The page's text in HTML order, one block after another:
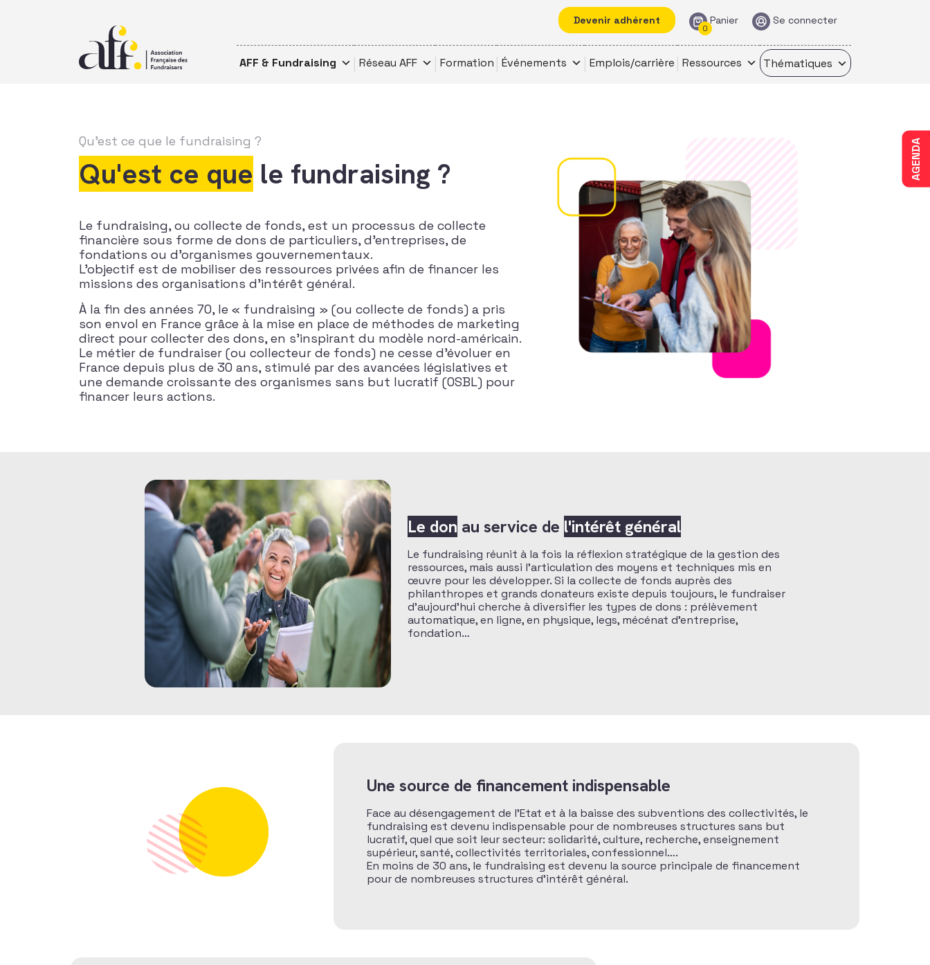
Devenir adhérent Panier
0
Se connecter
AFF & Fundraising Réseau AFF Formation Événements Emplois/carrière Ressources Thématiques
AGENDA
Qu'est ce que le fundraising ?
Qu'est ce que le fundraising ?
Le fundraising, ou collecte de fonds, est un processus de collecte
financière sous forme de dons de particuliers, d’entreprises, de
fondations ou d’organismes gouvernementaux.
L’objectif est de mobiliser des ressources privées afin de financer les
missions des organisations d’intérêt général.
À la fin des années 70, le « fundraising » (ou collecte de fonds) a pris
son envol en France grâce à la mise en place de méthodes de marketing
direct pour collecter des dons, en s’inspirant du modèle nord-américain.
Le métier de fundraiser (ou collecteur de fonds) ne cesse d’évoluer en
France depuis plus de 30 ans, stimulé par des avancées législatives et
une demande croissante des organismes sans but lucratif (OSBL) pour
financer leurs actions.
Le don au service de l'intérêt général
Le fundraising réunit à la fois la réflexion stratégique de la gestion des
ressources, mais aussi l’articulation des moyens et techniques mis en
œuvre pour les développer. Si la collecte de fonds auprès des
philanthropes et grands donateurs existe depuis toujours, le fundraiser
d’aujourd’hui cherche à diversifier les types de dons : prélèvement
automatique, en ligne, en physique, legs, mécénat d’entreprise,
fondation…
Une source de financement indispensable
Face au désengagement de l’Etat et à la baisse des subventions des collectivités, le
fundraising est devenu indispensable pour de nombreuses structures sans but
lucratif, quel que soit leur secteur: solidarité, culture, recherche, enseignement
supérieur, santé, collectivités territoriales, confessionnel….
En moins de 30 ans, le fundraising est devenu la source principale de financement
pour de nombreuses structures d’intérêt général.